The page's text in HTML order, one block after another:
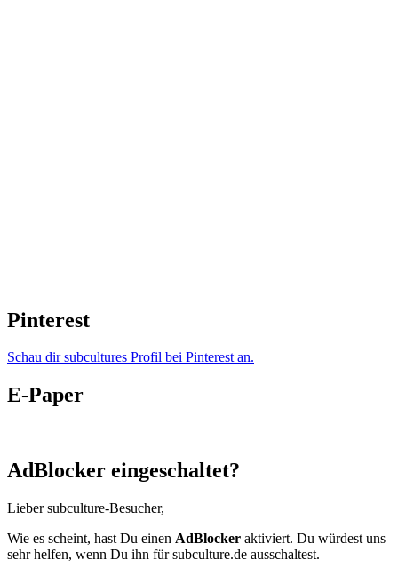
Pinterest
Schau dir subcultures Profil bei Pinterest an.
E-Paper
AdBlocker eingeschaltet?
Lieber subculture-Besucher,
Wie es scheint, hast Du einen AdBlocker aktiviert. Du würdest uns
sehr helfen, wenn Du ihn für subculture.de ausschaltest.